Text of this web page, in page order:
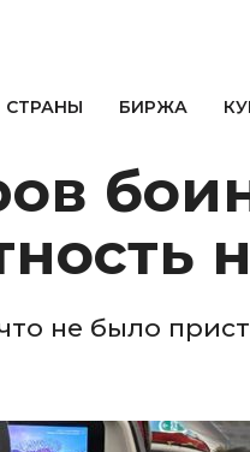
СТРАНЫ БИРЖА
не было